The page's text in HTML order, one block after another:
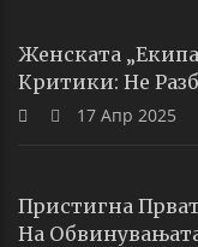
Женската
Критики: Не
17 Апр 2025
Пристигна
На